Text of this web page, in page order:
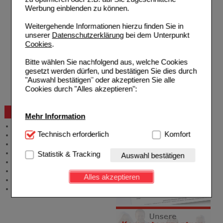
Werbung einblenden zu können.
Weitergehende Informationen hierzu finden Sie in
unserer Datenschutzerklärungbei dem Unterpunkt
Cookies.
Bitte wählen Sie nachfolgend aus, welche Cookies
gesetzt werden dürfen, und bestätigen Sie dies durch
"Auswahl bestätigen" oder akzeptieren Sie alle
Cookies durch "Alles akzeptieren":
Mehr Information
Technisch Notwendig:Hierbei handelt es sich um
Website notwendig sind (z.B. Navigation, Warenkorb,
Kundenkonto), weshalb auf diese nicht verzichtet
werden kann.
Einkaufserlebnis noch ansprechender zu gestalten,
beispielsweise für die Wiedererkennung des
Besuchers oder unsere Seite an bevorzugte
Technisch erforderlich Komfort
Statistik & Tracking Auswahl bestätigen
Alles akzeptieren
Hilfe zur Anmeldung
Zahlungsmöglichkeiten
Rezepte einlösen
Freiumschläge anfordern
Auslandsbestellung
Reklamation
Widerrufsformular
Problembehebung
Beratung und Service
Produktberatung
Zuzahlungsfreie Arzneien
Angebote & Downloads